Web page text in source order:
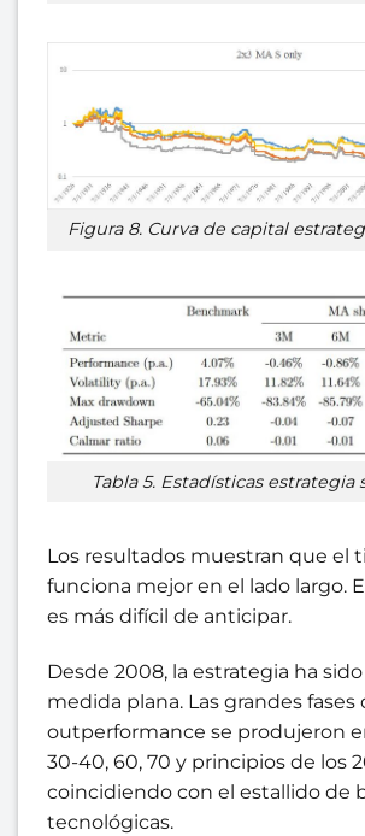
Figura 8. Curva de capital
Tabla 5. Estadísticas estrategia
Los resultados muestran que el
funciona mejor en el lado largo.
es más difícil de anticipar.
Desde 2008, la estrategia ha
medida plana. Las grandes fases
outperformance se produjeron
30-40, 60, 70 y principios de los
coincidiendo con el estallido de
tecnológicas.